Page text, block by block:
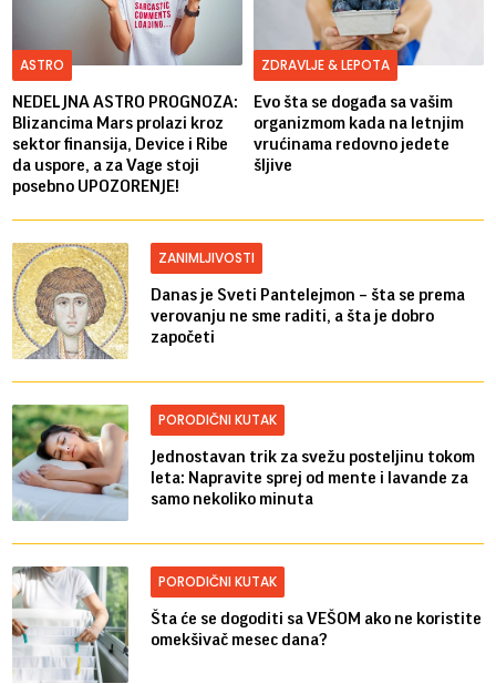
ASTRO
NEDELJNA ASTRO PROGNOZA:
Blizancima Mars prolazi kroz
sektor finansija, Device i Ribe
da uspore, a za Vage stoji
posebno UPOZORENJE!
ZDRAVLJE & LEPOTA
Evo šta se događa sa vašim
organizmom kada na letnjim
vrućinama redovno jedete
šljive
ZANIMLJIVOSTI
Danas je Sveti Pantelejmon – šta se prema
verovanju ne sme raditi, a šta je dobro
započeti
PORODIČNI KUTAK
Jednostavan trik za svežu posteljinu tokom
leta: Napravite sprej od mente i lavande za
samo nekoliko minuta
PORODIČNI KUTAK
Šta će se dogoditi sa VEŠOM ako ne koristite
omekšivač mesec dana?